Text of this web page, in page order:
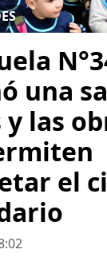
una
y las
el